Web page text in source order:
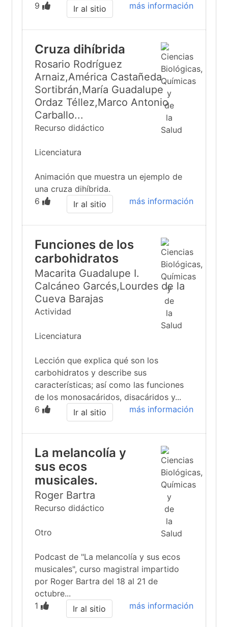
9
más información
Ir al sitio
Cruza dihíbrida
Rosario Rodríguez
Arnaiz,América Castañeda
Sortibrán,María Guadalupe
Ordaz Téllez,Marco Antonio
Carballo...
Recurso didáctico
Licenciatura
Animación que muestra un ejemplo de
una cruza dihíbrida.
6
más información
Ir al sitio
Funciones de los
carbohidratos
Macarita Guadalupe I.
Calcáneo Garcés,Lourdes de la
Cueva Barajas
Actividad
Licenciatura
Lección que explica qué son los
carbohidratos y describe sus
características; así como las funciones
de los monosacáridos, disacáridos y...
6
más información
Ir al sitio
La melancolía y
sus ecos
musicales.
Roger Bartra
Recurso didáctico
Otro
Podcast de "La melancolía y sus ecos
musicales", curso magistral impartido
por Roger Bartra del 18 al 21 de
octubre...
1
más información
Ir al sitio